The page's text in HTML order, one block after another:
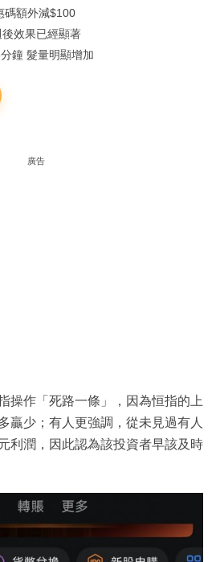
碼額外減$100
效果已經顯著
鐘 髮量明顯增加
廣告
操作「死路一條」，因為恒指的上
贏少；有人更強調，從未見過有人
利潤，因此認為該投資者早該及時